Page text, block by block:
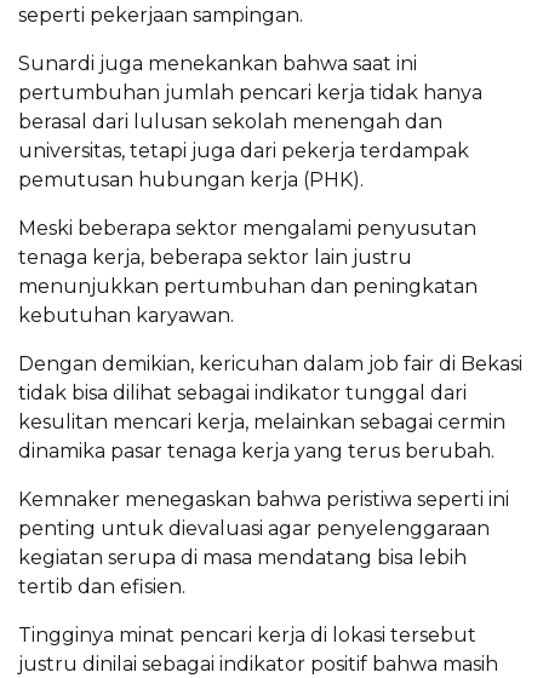
seperti pekerjaan sampingan.
Sunardi juga menekankan bahwa saat ini
pertumbuhan jumlah pencari kerja tidak hanya
berasal dari lulusan sekolah menengah dan
universitas, tetapi juga dari pekerja terdampak
pemutusan hubungan kerja (PHK).
Meski beberapa sektor mengalami penyusutan
tenaga kerja, beberapa sektor lain justru
menunjukkan pertumbuhan dan peningkatan
kebutuhan karyawan.
Dengan demikian, kericuhan dalam job fair di Bekasi
tidak bisa dilihat sebagai indikator tunggal dari
kesulitan mencari kerja, melainkan sebagai cermin
dinamika pasar tenaga kerja yang terus berubah.
Kemnaker menegaskan bahwa peristiwa seperti ini
penting untuk dievaluasi agar penyelenggaraan
kegiatan serupa di masa mendatang bisa lebih
tertib dan efisien.
Tingginya minat pencari kerja di lokasi tersebut
justru dinilai sebagai indikator positif bahwa masih